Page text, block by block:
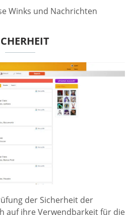
Winks und Nachrichten
der Sicherheit der
auf ihre Verwendbarkeit für die